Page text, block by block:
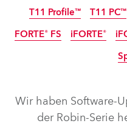
T11 Profile™ T11 PC™
FORTE® FS iFORTE®
Wir haben Software-
der Robin-Serie